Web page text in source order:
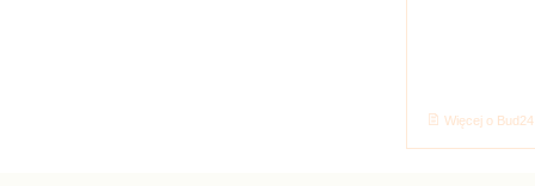
Więcej o